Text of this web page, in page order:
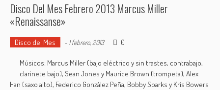
Disco Del Mes Febrero 2013 Marcus Miller
«Renaissanse»
Disco del Mes - 1 febrero, 2013 0
Músicos: Marcus Miller (bajo eléctrico y sin trastes, contrabajo,
clarinete bajo), Sean Jones y Maurice Brown (trompeta), Alex
Han (saxo alto), Federico González Peña, Bobby Sparks y Kris Bowers